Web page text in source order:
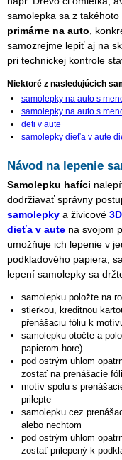
samolepka sa z takéhoto
primárne na auto ,
samozrejme lepiť aj na
pri technickej kontrole
Niektoré z nasledujúcich
samolepky na auto s
samolepky na auto s
deti v aute
samolepky dieťa v aute
Návod na lepenie
Samolepku hafíci
dodržiavať správny
samolepky a živicové
dieťa v aute na svojom
umožňuje ich lepenie v
podkladového papiera,
lepení samolepky sa
samolepku položte na
stierkou, kreditnou
přenášaciu fóliu k
samolepku otočte a
papierom hore)
pod ostrým uhlom
zostať na prenášacie
motív spolu s
prilepte
samolepku cez
alebo nechtom
pod ostrým uhlom
zostať prilepený k